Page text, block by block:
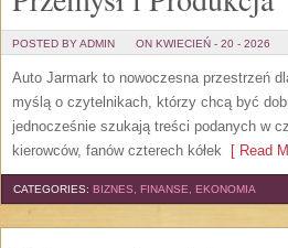
POSTED BY ADMIN ON KWIECIEŃ - 20 - 2026
Auto Jarmark to nowoczesna przestrzeń
myślą o czytelnikach, którzy chcą być
jednocześnie szukają treści podanych w
kierowców, fanów czterech kółek [ Read
CATEGORIES: BIZNES, FINANSE, EKONOMIA